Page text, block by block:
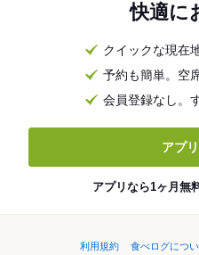
快適に
クイックな現在
予約も簡単。空
会員登録なし。
アプ
アプリなら1ヶ月無
利用規約 食べログにつ